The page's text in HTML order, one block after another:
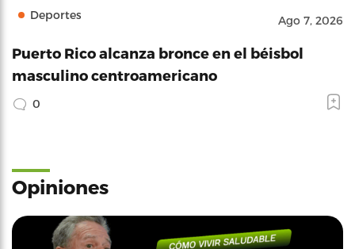
Deportes Ago 7, 2026
Puerto Rico alcanza bronce en el béisbol
masculino centroamericano
0
Opiniones